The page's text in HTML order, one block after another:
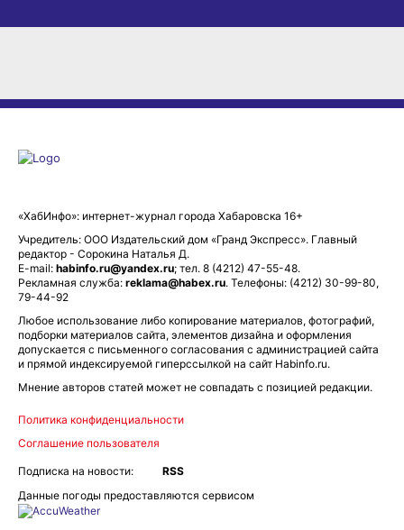
«ХабИнфо»: интернет-журнал города Хабаровска 16+
Учредитель: ООО Издательский дом «Гранд Экспресс». Главный
редактор - Сорокина Наталья Д.
E-mail: habinfo.ru@yandex.ru; тел. 8 (4212) 47-55-48.
Рекламная служба: reklama@habex.ru. Телефоны: (4212) 30-99-80,
79-44-92
Любое использование либо копирование материалов, фотографий,
подборки материалов сайта, элементов дизайна и оформления
допускается с письменного согласования с администрацией сайта
и прямой индексируемой гиперссылкой на сайт Habinfo.ru.
Мнение авторов статей может не совпадать с позицией редакции.
Политика конфиденциальности
Соглашение пользователя
Подписка на новости:
RSS
Данные погоды предоставляются сервисом